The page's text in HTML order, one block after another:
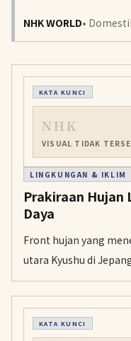
NHK WORLD•
KATA KUNCI
NHK
VISUAL TIDAK
LINGKUNGAN & IKLIM
Prakiraan Hujan
Daya
Front hujan yang
utara Kyushu di
level 4 untuk longsor
wilayah Fukuoka,
KATA KUNCI